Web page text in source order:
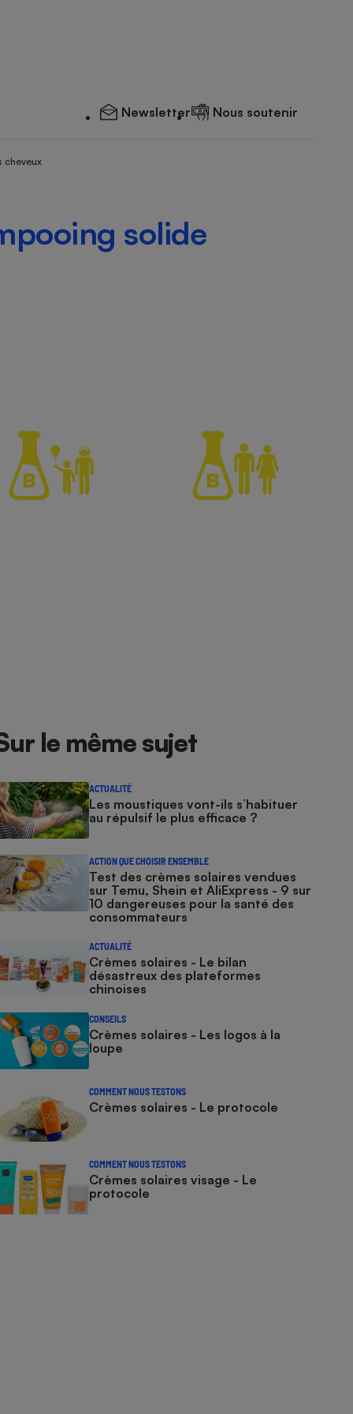
Newsletter Nous soutenir
cheveux
solide
le même sujet
ACTUALITÉ
Les moustiques vont-ils s’habituer
au répulsif le plus efficace ?
ACTION QUE CHOISIR ENSEMBLE
Test des crèmes solaires vendues
sur Temu, Shein et AliExpress - 9 sur
10 dangereuses pour la santé des
consommateurs
ACTUALITÉ
Crèmes solaires - Le bilan
désastreux des plateformes
chinoises
CONSEILS
Crèmes solaires - Les logos à la
loupe
COMMENT NOUS TESTONS
Crèmes solaires - Le protocole
COMMENT NOUS TESTONS
Crèmes solaires visage - Le
protocole